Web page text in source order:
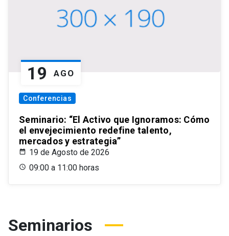
19 AGO
Conferencias
Seminario: “El Activo que Ignoramos: Cómo
el envejecimiento redefine talento,
mercados y estrategia”
19 de Agosto de 2026
09:00 a 11:00 horas
Seminarios